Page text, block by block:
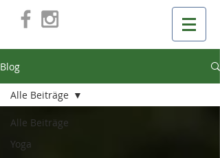
Blog
Alle Beiträge
Yoga
Alle Beiträge